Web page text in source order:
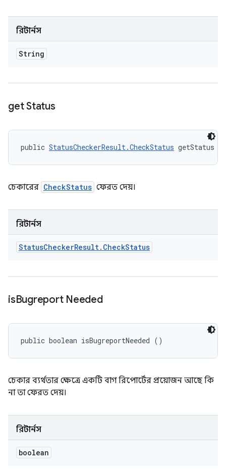
রিটার্নস
String
get Status
public StatusCheckerResult.CheckStatus getStatus
চেকারের CheckStatus ফেরত দেয়।
রিটার্নস
StatusCheckerResult. CheckStatus
isBugreport Needed
public boolean isBugreportNeeded ()
চেকার ব্যর্থতার ক্ষেত্রে একটি বাগ রিপোর্টের প্রয়োজন আছে কি
না তা ফেরত দেয়।
রিটার্নস
boolean